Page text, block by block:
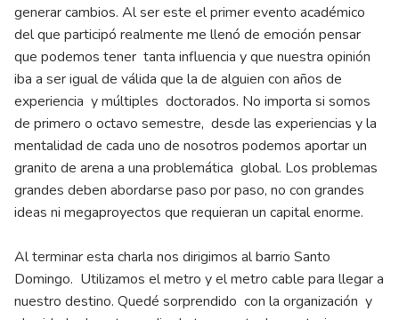
generar cambios. Al ser este el primer evento académico
del que participó realmente me llenó de emoción pensar
que podemos tener tanta influencia y que nuestra opinión
iba a ser igual de válida que la de alguien con años de
experiencia y múltiples doctorados. No importa si somos
de primero o octavo semestre, desde las experiencias y la
mentalidad de cada uno de nosotros podemos aportar un
granito de arena a una problemática global. Los problemas
grandes deben abordarse paso por paso, no con grandes
ideas ni megaproyectos que requieran un capital enorme.
Al terminar esta charla nos dirigimos al barrio Santo
Domingo. Utilizamos el metro y el metro cable para llegar a
nuestro destino. Quedé sorprendido con la organización y